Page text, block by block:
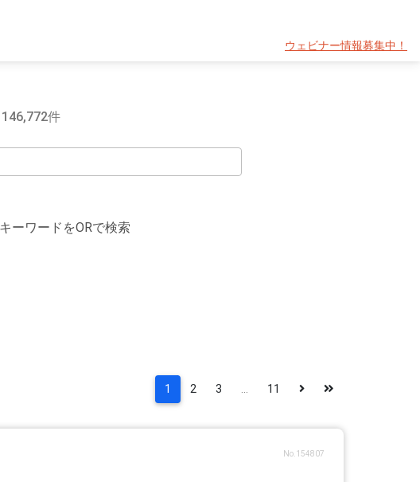
ウェビナー情報募集中！
件
ーワードをORで検索
1 2 3 ... 11
No.154807